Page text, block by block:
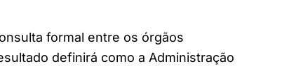
formal entre os órgãos
definirá como a Administração